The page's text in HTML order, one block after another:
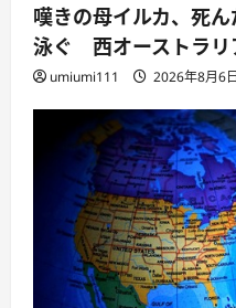
嘆きの母イルカ、死
泳ぐ 西オーストラリ
umiumi111 2026年8月6日